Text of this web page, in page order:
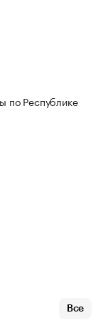
по Республике
Все